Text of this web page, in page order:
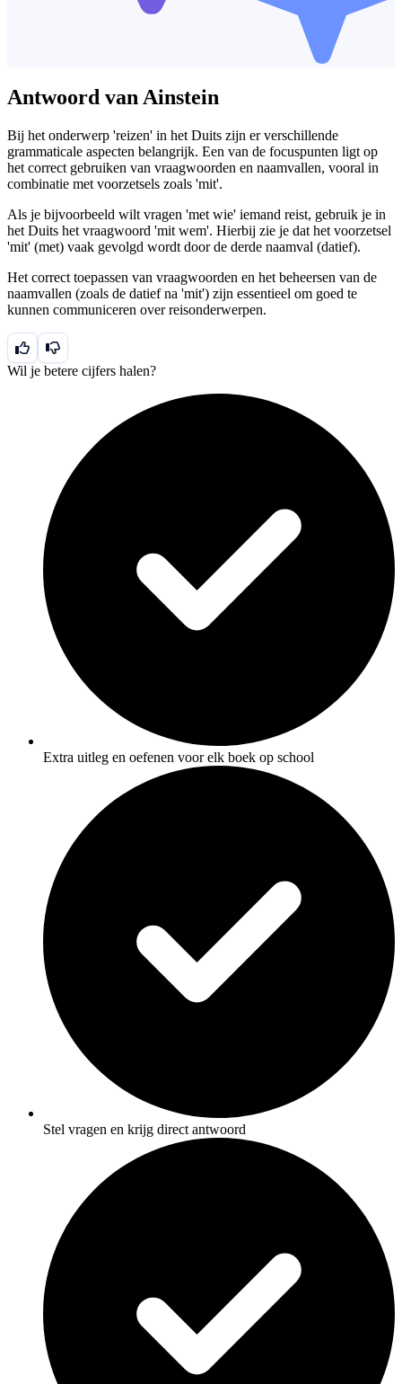
Antwoord van Ainstein
Bij het onderwerp 'reizen' in het Duits zijn er verschillende
grammaticale aspecten belangrijk. Een van de focuspunten ligt op
het correct gebruiken van vraagwoorden en naamvallen, vooral in
combinatie met voorzetsels zoals 'mit'.
Als je bijvoorbeeld wilt vragen 'met wie' iemand reist, gebruik je in
het Duits het vraagwoord 'mit wem'. Hierbij zie je dat het voorzetsel
'mit' (met) vaak gevolgd wordt door de derde naamval (datief).
Het correct toepassen van vraagwoorden en het beheersen van de
naamvallen (zoals de datief na 'mit') zijn essentieel om goed te
kunnen communiceren over reisonderwerpen.
Wil je betere cijfers halen?
Extra uitleg en oefenen voor elk boek op school
Stel vragen en krijg direct antwoord